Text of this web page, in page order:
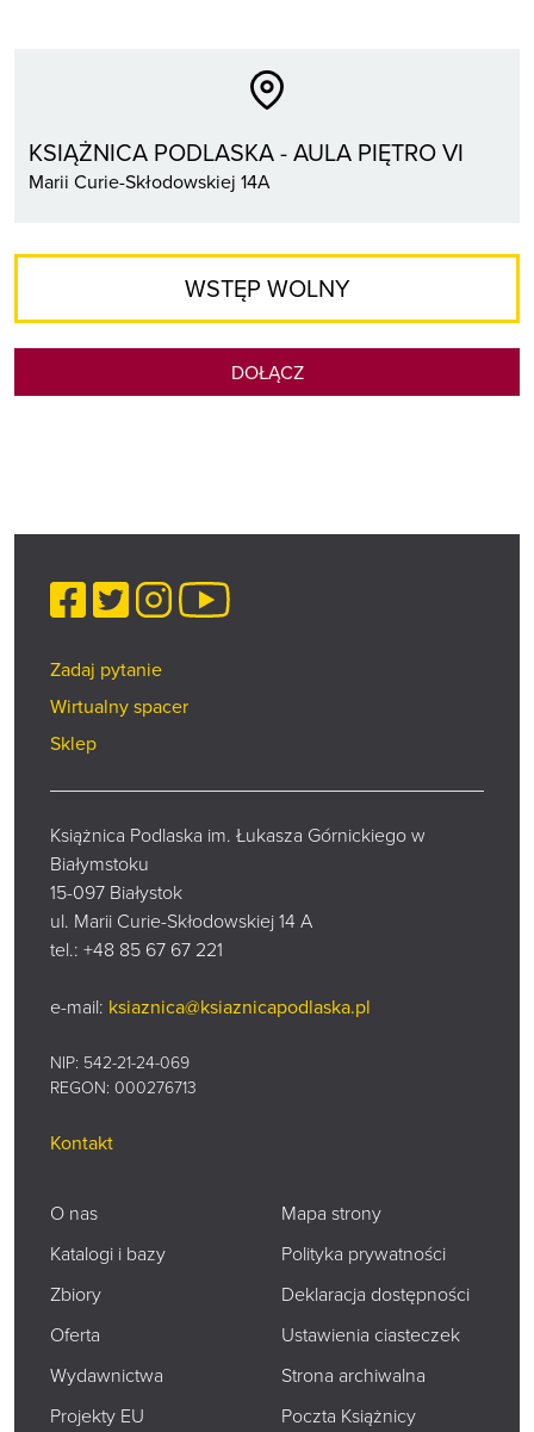
KSIĄŻNICA PODLASKA - AULA PIĘTRO VI
Marii Curie-Skłodowskiej 14A
WSTĘP WOLNY
DOŁĄCZ
Facebook
TwitterInstagram
YouTube
Zadaj pytanie
Wirtualny spacer
Sklep
Książnica Podlaska im. Łukasza Górnickiego w
Białymstoku
15-097 Białystok
ul. Marii Curie-Skłodowskiej 14 A
tel.: +48 85 67 67 221
e-mail: ksiaznica@ksiaznicapodlaska.pl
NIP: 542-21-24-069
REGON: 000276713
Kontakt
O nas
Katalogi i bazy
Zbiory
Oferta
Wydawnictwa
Projekty EU
Mapa strony
Polityka prywatności
Deklaracja dostępności
Ustawienia ciasteczek
Strona archiwalna
Poczta Książnicy